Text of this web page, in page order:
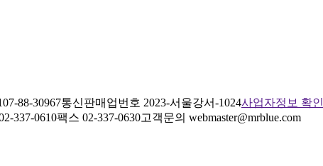
88-30967통신판매업번호 2023-서울강서-1024사업자정보 확인
337-0610팩스 02-337-0630고객문의 webmaster@mrblue.com